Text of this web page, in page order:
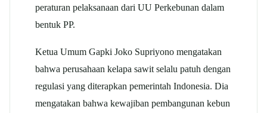
peraturan pelaksanaan dari UU Perkebunan dalam
bentuk PP.
Ketua Umum Gapki Joko Supriyono mengatakan
bahwa perusahaan kelapa sawit selalu patuh dengan
regulasi yang diterapkan pemerintah Indonesia. Dia
mengatakan bahwa kewajiban pembangunan kebun